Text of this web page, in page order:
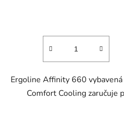
Ergoline Affinity 660
Comfort Cooling zaručuje